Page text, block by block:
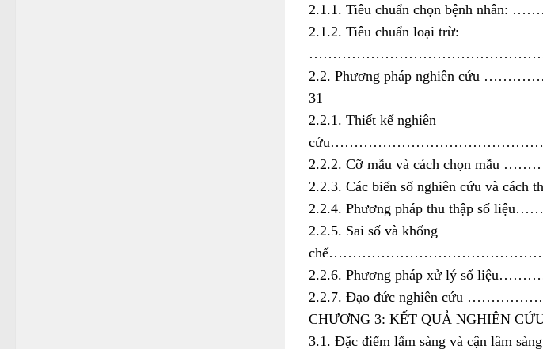
2.1.1. Tiêu chuẩn chọn bệnh
2.1.2. Tiêu chuẩn loại trừ:
2.2. Phương pháp nghiên
31
2.2.1. Thiết kế nghiên
2.2.2. Cỡ mẫu và cách chọn
2.2.3. Các biến số nghiên cứu và
2.2.4. Phương pháp thu thập
2.2.5. Sai số và khống
2.2.6. Phương pháp xử lý
2.2.7. Đạo đức nghiên cứu
CHƯƠNG 3: KẾT QUẢ
3.1. Đặc điểm lấm sàng và